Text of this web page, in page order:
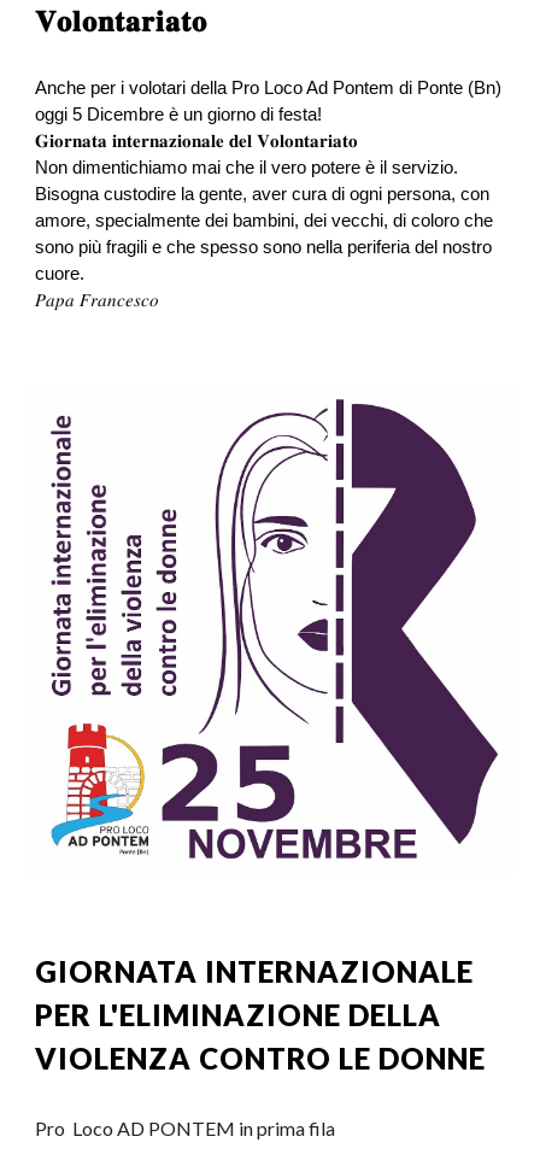
𝐕𝐨𝐥𝐨𝐧𝐭𝐚𝐫𝐢𝐚𝐭𝐨
Anche per i volotari della Pro Loco Ad Pontem di Ponte (Bn)
oggi 5 Dicembre è un giorno di festa!
𝐆𝐢𝐨𝐫𝐧𝐚𝐭𝐚 𝐢𝐧𝐭𝐞𝐫𝐧𝐚𝐳𝐢𝐨𝐧𝐚𝐥𝐞 𝐝𝐞𝐥 𝐕𝐨𝐥𝐨𝐧𝐭𝐚𝐫𝐢𝐚𝐭𝐨
Non dimentichiamo mai che il vero potere è il servizio.
Bisogna custodire la gente, aver cura di ogni persona, con
amore, specialmente dei bambini, dei vecchi, di coloro che
sono più fragili e che spesso sono nella periferia del nostro
cuore.
𝑃𝑎𝑝𝑎 𝐹𝑟𝑎𝑛𝑐𝑒𝑠𝑐𝑜
GIORNATA INTERNAZIONALE
PER L'ELIMINAZIONE DELLA
VIOLENZA CONTRO LE DONNE
Pro Loco AD PONTEM in prima fila